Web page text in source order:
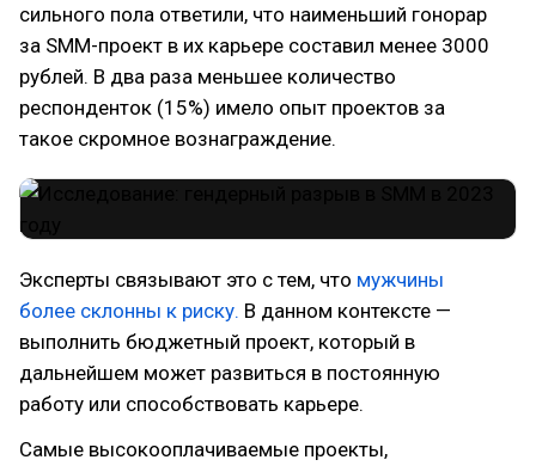
сильного пола ответили, что наименьший гонорар
за SMM-проект в их карьере составил менее 3000
рублей. В два раза меньшее количество
респонденток (15%) имело опыт проектов за
такое скромное вознаграждение.
Эксперты связывают это с тем, что мужчины
более склонны к риску. В данном контексте —
выполнить бюджетный проект, который в
дальнейшем может развиться в постоянную
работу или способствовать карьере.
Самые высокооплачиваемые проекты,